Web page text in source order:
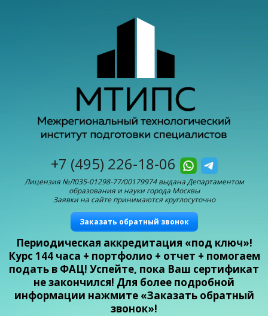
+7 (495) 226-18-06
Лицензия №Л035-01298-77/00179974 выдана Департаментом
образования и науки города Москвы
Заявки на сайте принимаются круглосуточно
Заказать обратный звонок
Периодическая аккредитация «под ключ»!
Курс 144 часа + портфолио + отчет + помогаем
подать в ФАЦ! Успейте, пока Ваш сертификат
не закончился! Для более подробной
информации нажмите «Заказать обратный
звонок»!